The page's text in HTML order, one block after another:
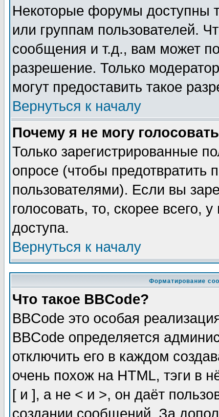
Некоторые форумы доступны
или группам пользователей.
сообщения и т.д., вам может
разрешение. Только
могут предоставить такое
Вернуться к началу
Почему я не могу
Только зарегистрированные
опросе (чтобы предотвратить
пользователями). Если вы
голосовать, то, скорее всего,
доступа.
Вернуться к началу
Форматирование
Что такое BBCode?
BBCode это особая
BBCode определяется
отключить его в каждом
очень похож на HTML, тэги в
[ и ], а не < и >, он даёт
создании сообщений. За